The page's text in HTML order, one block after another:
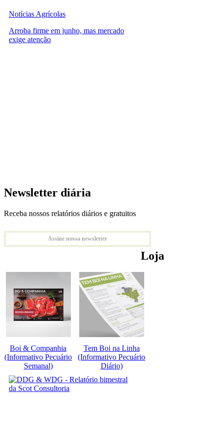
Notícias Agrícolas
Arroba firme em junho, mas mercado
exige atenção
Newsletter diária
Receba nossos relatórios diários e gratuitos
Assine nossa newsletter
Loja
Boi & Companhia
(Informativo Pecuário
Semanal)
Tem Boi na Linha
(Informativo Pecuário
Diário)